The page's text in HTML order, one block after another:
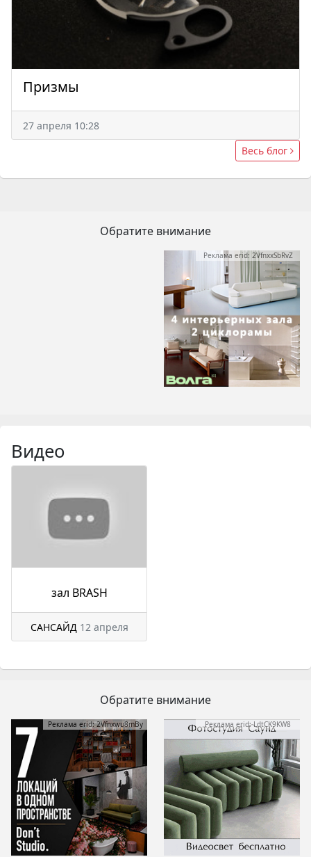
Призмы
27 апреля 10:28
Весь блог
Обратите внимание
Реклама erid: 2VfnxxSbRvZ
Видео
зал BRASH
САНСАЙД 12 апреля
Обратите внимание
Реклама erid: 2Vfnxwu8mBy Реклама erid: LdtCK9KW8